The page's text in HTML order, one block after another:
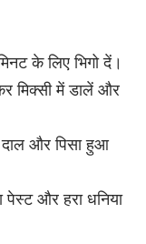
के लिए भिगो दें।
मिक्सी में डालें और
और पिसा हुआ
पेस्ट और हरा धनिया